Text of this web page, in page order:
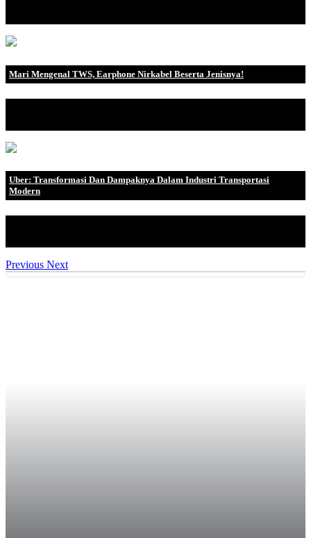
Mari Mengenal TWS, Earphone Nirkabel Beserta Jenisnya!
Uber: Transformasi Dan Dampaknya Dalam Industri Transportasi
Modern
Previous Next